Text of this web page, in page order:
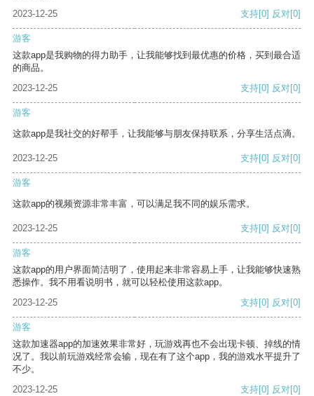
2023-12-25
支持[0] 反对[0]
游客
这款app是我购物的得力助手，让我能够找到最优惠的价格，买到最合适
的商品。
2023-12-25
支持[0] 反对[0]
游客
这款app是我社交的好帮手，让我能够与朋友保持联系，分享生活点滴。
2023-12-25 支持[0] 反对[0]
游客
这款app的视频资源非常丰富，可以满足我不同的娱乐需求。
2023-12-25 支持[0] 反对[0]
游客
这款app的用户界面简洁明了，使用起来非常容易上手，让我能够快速熟
悉操作。我不用看说明书，就可以轻松使用这款app。
2023-12-25
支持[0] 反对[0]
游客
这款加速器app的加速效果非常好，玩游戏再也不会出现卡顿、掉线的情
况了。我以前玩游戏经常会输，现在有了这个app，我的游戏水平提升了
不少。
2023-12-25
支持[0] 反对[0]